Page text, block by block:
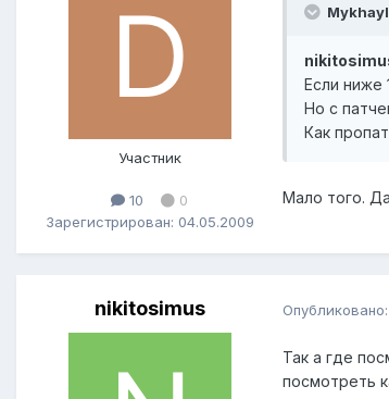
Участник
10
0
Зарегистрирован: 04.05.2009
Если ниже
Но с
Как
Мало того.
nikitosimus Опубликовано:
Так а где
посмотреть